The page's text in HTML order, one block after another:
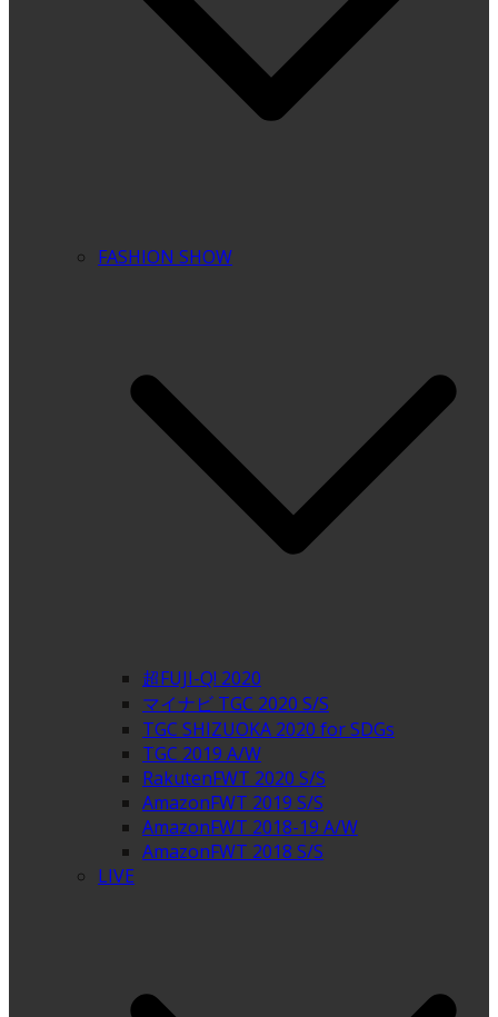
FASHION SHOW
超FUJI-Q! 2020
マイナビ TGC 2020 S/S
TGC SHIZUOKA 2020 for SDGs
TGC 2019 A/W
RakutenFWT 2020 S/S
AmazonFWT 2019 S/S
AmazonFWT 2018-19 A/W
AmazonFWT 2018 S/S
LIVE